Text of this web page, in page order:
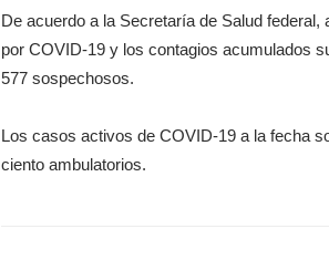
De acuerdo a la Secretaría de Salud
por COVID-19 y los contagios acumulados
577 sospechosos.
Los casos activos de COVID-19 a la fecha
ciento ambulatorios.